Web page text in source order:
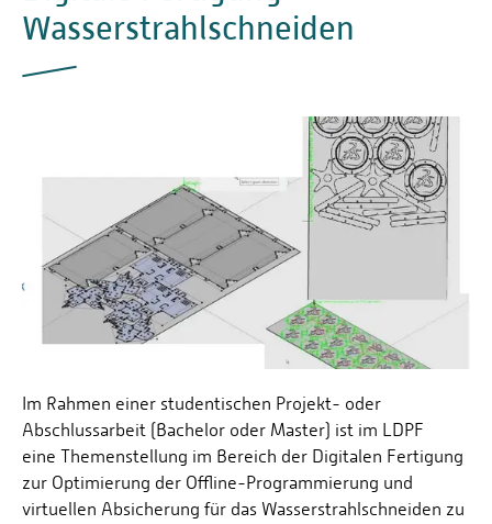
Wasserstrahlschneiden
Im Rahmen einer studentischen Projekt- oder
Abschlussarbeit (Bachelor oder Master) ist im LDPF
eine Themenstellung im Bereich der Digitalen Fertigung
zur Optimierung der Offline-Programmierung und
virtuellen Absicherung für das Wasserstrahlschneiden zu